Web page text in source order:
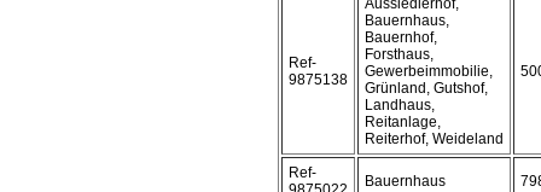
Ref-
9875138
Aussiedlerhof,
Bauernhaus,
Bauernhof,
Forsthaus,
Gewerbeimmobilie,
Grünland, Gutshof,
Landhaus,
Reitanlage,
Reiterhof, Weideland
Ref-
Bauernhaus